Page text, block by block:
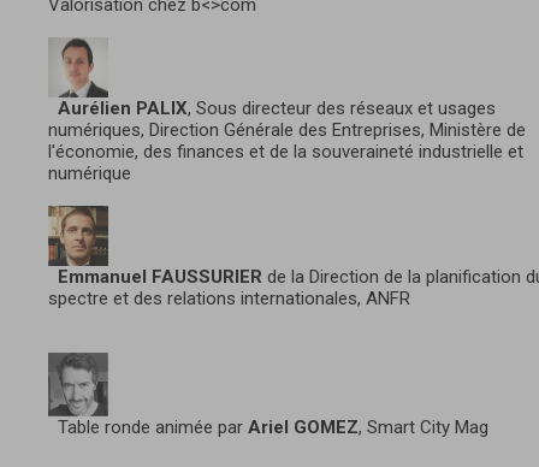
Valorisation chez b<>com
Aurélien PALIX, Sous directeur des réseaux et usages
numériques, Direction Générale des Entreprises, Ministère de
l'économie, des finances et de la souveraineté industrielle et
numérique
Emmanuel FAUSSURIER de la Direction de la planification
spectre et des relations internationales, ANFR
Table ronde animée par Ariel GOMEZ, Smart City Mag